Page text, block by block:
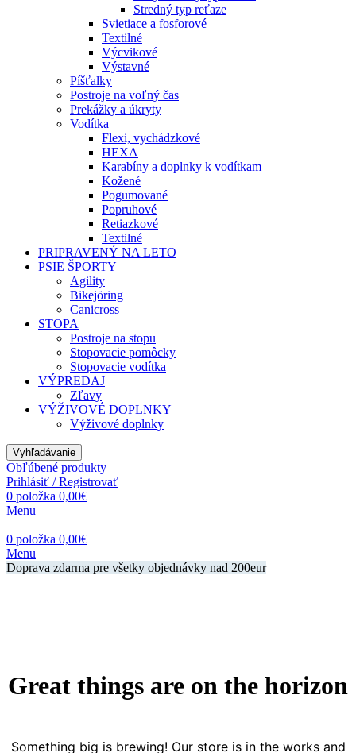
Stredný typ reťaze
Svietiace a fosforové
Textilné
Výcvikové
Výstavné
Píšťalky
Postroje na voľný čas
Prekážky a úkryty
Vodítka
Flexi, vychádzkové
HEXA
Karabíny a doplnky k vodítkam
Kožené
Pogumované
Popruhové
Retiazkové
Textilné
PRIPRAVENÝ NA LETO
PSIE ŠPORTY
Agility
Bikejöring
Canicross
STOPA
Postroje na stopu
Stopovacie pomôcky
Stopovacie vodítka
VÝPREDAJ
Zľavy
VÝŽIVOVÉ DOPLNKY
Výživové doplnky
Vyhľadávanie
Obľúbené produkty
Prihlásiť / Registrovať
0 položka 0,00€
Menu
0 položka 0,00€
Menu
Doprava zdarma pre všetky objednávky nad 200eur
Great things are on the horizon
Something big is brewing! Our store is in the works and